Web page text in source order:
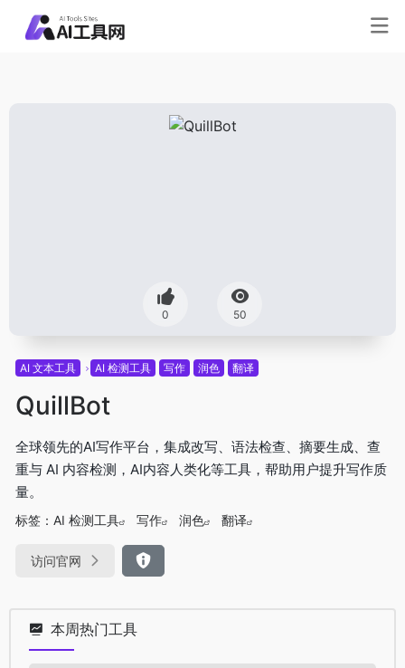
0 50
AI 文本工具 AI 检测工具 写作 润色 翻译
QuillBot
全球领先的AI写作平台，集成改写、语法检查、摘要生成、查
重与 AI 内容检测，AI内容人类化等工具，帮助用户提升写作质
量。
标签： AI 检测工具 写作 润色 翻译
访问官网
本周热门工具